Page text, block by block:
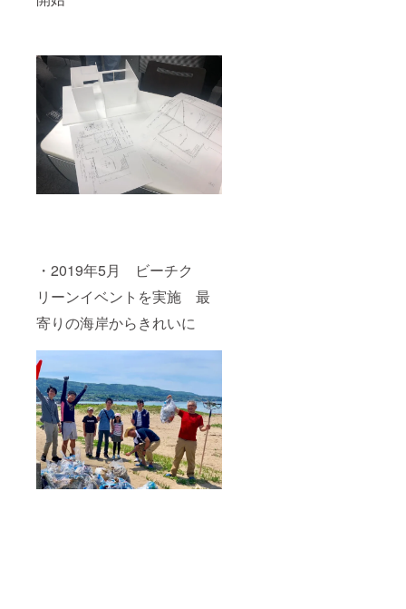
・2019年5月 ビーチク
リーンイベントを実施 最
寄りの海岸からきれいに